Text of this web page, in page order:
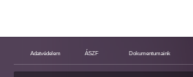
Adatvédelem ÁSZF Dokumentumaink